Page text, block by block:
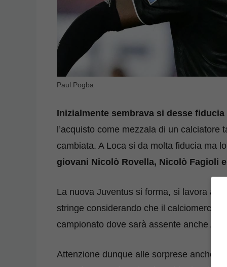
Paul Pogba
Inizialmente sembrava si desse
l’acquisto come mezzala di un
cambiata. A Loca si da molta fiducia ma
giovani Nicolò Rovella, Nicolò Fagioli
La nuova Juventus si forma, si lavora a
stringe considerando che il
campionato dove sarà assente anche
Attenzione dunque alle sorprese anche se